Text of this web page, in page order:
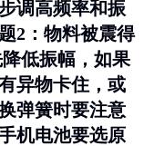
调高频率和振
2：物料被震得
低振幅，如果
异物卡住，或
弹簧时要注意
机电池要选原